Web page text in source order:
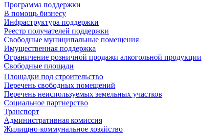
Программа поддержки
В помощь бизнесу
Инфраструктура поддержки
Реестр получателей поддержки
Свободные муниципальные помещения
Имущественная поддержка
Ограничение розничной продажи алкогольной продукции
Свободные площади
Площадки под строительство
Перечень свободных помещений
Перечень неиспользуемых земельных участков
Социальное партнерство
Транспорт
Административная комиссия
Жилищно-коммунальное хозяйство